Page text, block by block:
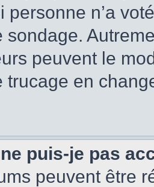
personne n’a
sondage.
peuvent le
trucage en
puis-je pas
peuvent être